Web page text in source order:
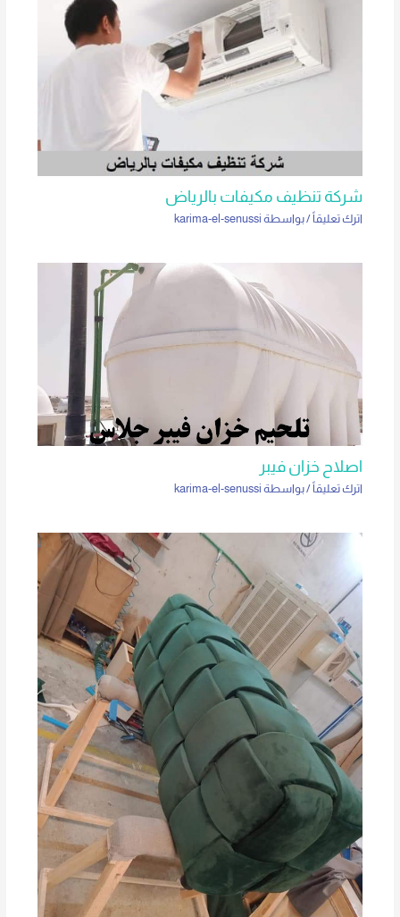
شركة تنظيف مكيفات بالرياض
اترك تعليقاً / بواسطة karima-el-senussi
اصلاح خزان فيبر
اترك تعليقاً / بواسطة karima-el-senussi